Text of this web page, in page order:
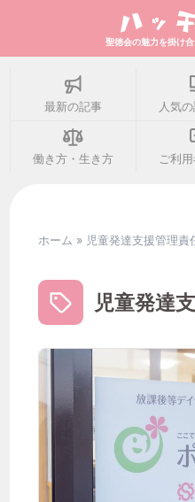
最新の記事
会社・組織
働き方・
ご利用者
聖徳会
聖徳会の魅力を掛け
最新の記事 人気
働き方・生き方 ご利
ホーム » 児童発達支援管理責
児童発達